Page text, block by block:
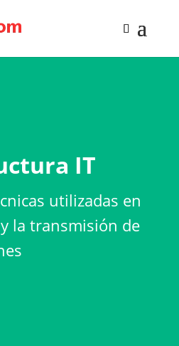
IT
utilizadas en
la transmisión de